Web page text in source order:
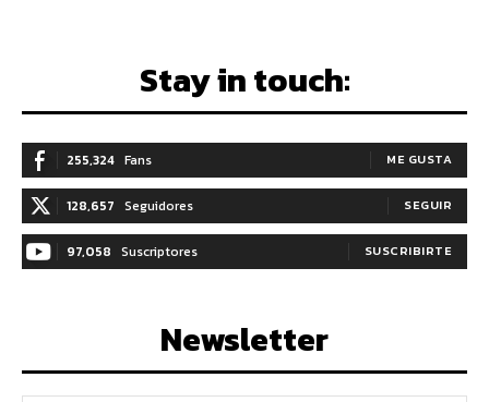
Stay in touch:
255,324 Fans ME GUSTA
128,657 Seguidores SEGUIR
97,058 Suscriptores SUSCRIBIRTE
Newsletter